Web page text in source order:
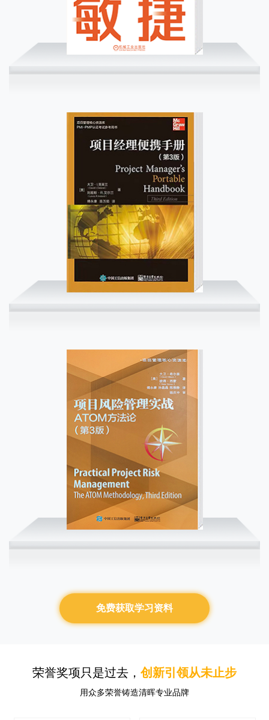
免费获取学习资料
荣誉奖项只是过去， 创新引领从未止步
用众多荣誉铸造清晖专业品牌